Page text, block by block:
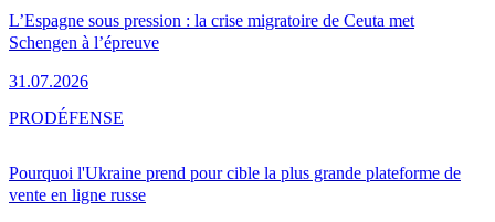
L’Espagne sous pression : la crise migratoire de Ceuta met
Schengen à l’épreuve
31.07.2026
Pourquoi l'Ukraine prend pour cible la plus grande plateforme de
vente en ligne russe
PRODÉFENSE